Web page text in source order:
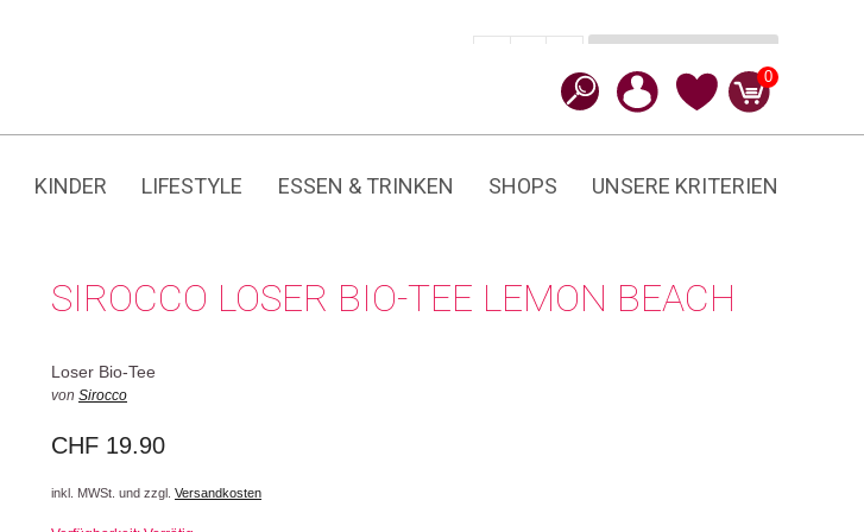
0
KINDER LIFESTYLE ESSEN & TRINKEN SHOPS UNSERE KRITERIEN
SIROCCO LOSER BIO-TEE LEMON BEACH
Loser Bio-Tee
von Sirocco
CHF 19.90
inkl. MWSt. und zzgl. Versandkosten